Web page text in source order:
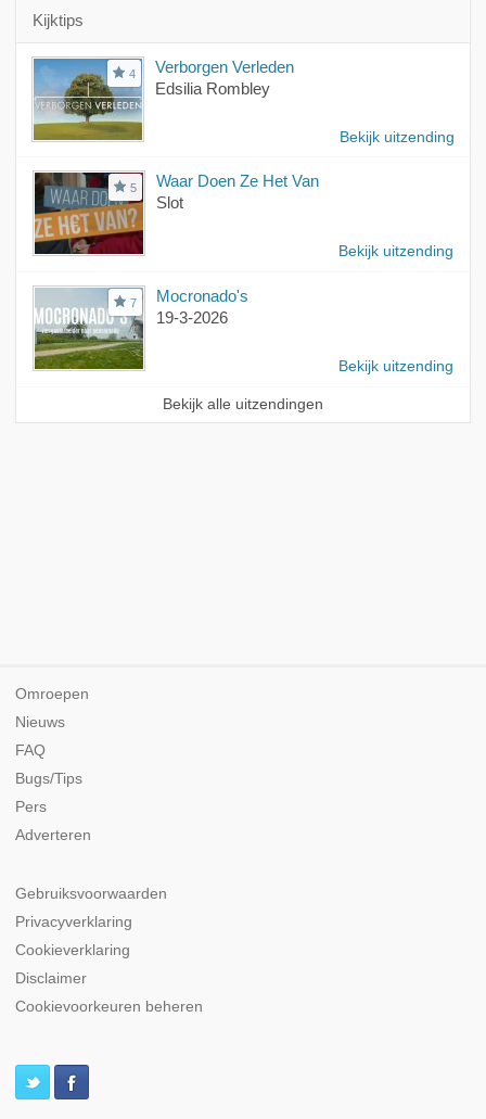
Kijktips
4
Verborgen Verleden
Edsilia Rombley
Bekijk uitzending
5
Waar Doen Ze Het Van
Slot
Bekijk uitzending
7
Mocronado's
19-3-2026
Bekijk uitzending
Bekijk alle uitzendingen
Omroepen
Nieuws
FAQ
Bugs/Tips
Pers
Adverteren
Gebruiksvoorwaarden
Privacyverklaring
Cookieverklaring
Disclaimer
Cookievoorkeuren beheren